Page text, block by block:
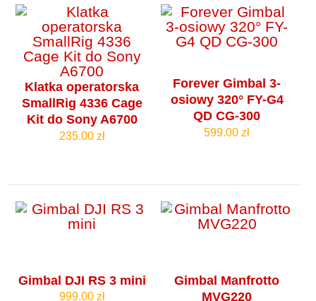
Klatka operatorska
SmallRig 4336 Cage
Kit do Sony A6700
235.00 zł
Forever Gimbal 3-
osiowy 320° FY-G4
QD CG-300
599.00 zł
Gimbal DJI RS 3 mini
999.00 zł
Gimbal Manfrotto
MVG220